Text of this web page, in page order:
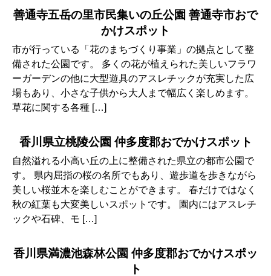
善通寺五岳の里市民集いの丘公園 善通寺市おで
かけスポット
市が行っている「花のまちづくり事業」の拠点として整
備された公園です。 多くの花が植えられた美しいフラワ
ーガーデンの他に大型遊具のアスレチックが充実した広
場もあり、小さな子供から大人まで幅広く楽しめます。
草花に関する各種 […]
香川県立桃陵公園 仲多度郡おでかけスポット
自然溢れる小高い丘の上に整備された県立の都市公園で
す。 県内屈指の桜の名所でもあり、遊歩道を歩きながら
美しい桜並木を楽しむことができます。 春だけではなく
秋の紅葉も大変美しいスポットです。 園内にはアスレチ
ックや石碑、モ […]
香川県満濃池森林公園 仲多度郡おでかけスポッ
ト